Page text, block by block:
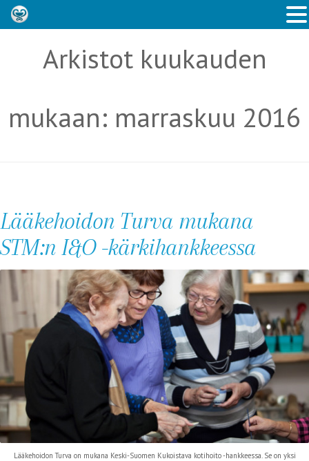
Arkistot kuukauden
mukaan: marraskuu 2016
Lääkehoidon Turva mukana
STM:n I&O -kärkihankkeessa
Lääkehoidon Turva on mukana Keski-Suomen Kukoistava kotihoito -hankkeessa. Se on yksi